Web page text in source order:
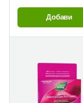
Добави